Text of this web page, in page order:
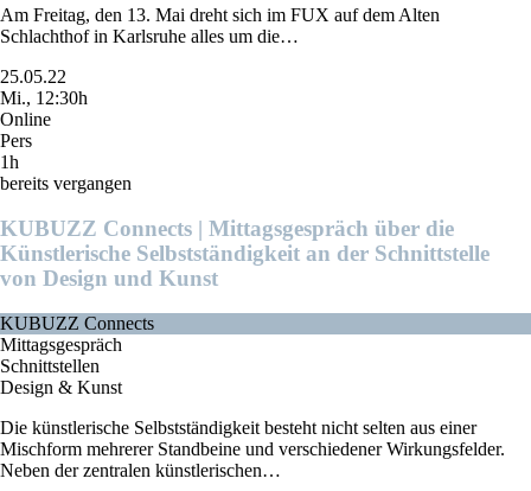
Am Freitag, den 13. Mai dreht sich im FUX auf dem Alten
Schlachthof in Karlsruhe alles um die…
25.05.22
Mi., 12:30h
Online
Pers
1h
bereits vergangen
KUBUZZ Connects | Mittagsgespräch über die
Künstlerische Selbstständigkeit an der Schnittstelle
von Design und Kunst
KUBUZZ Connects
Mittagsgespräch
Schnittstellen
Design & Kunst
Die künstlerische Selbstständigkeit besteht nicht selten aus einer
Mischform mehrerer Standbeine und verschiedener Wirkungsfelder.
Neben der zentralen künstlerischen…